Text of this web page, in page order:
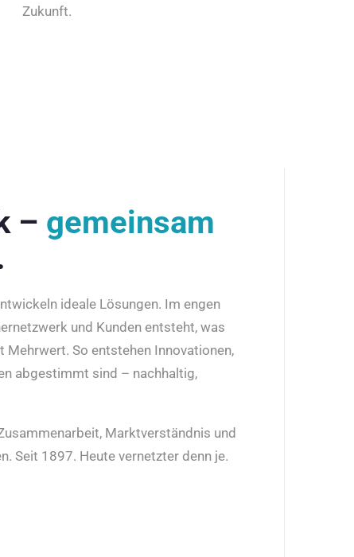
Zukunft.
– gemeinsam
ideale Lösungen. Im engen
und Kunden entsteht, was
So entstehen Innovationen,
abgestimmt sind – nachhaltig,
Marktverständnis und
Seit 1897. Heute vernetzter denn je.